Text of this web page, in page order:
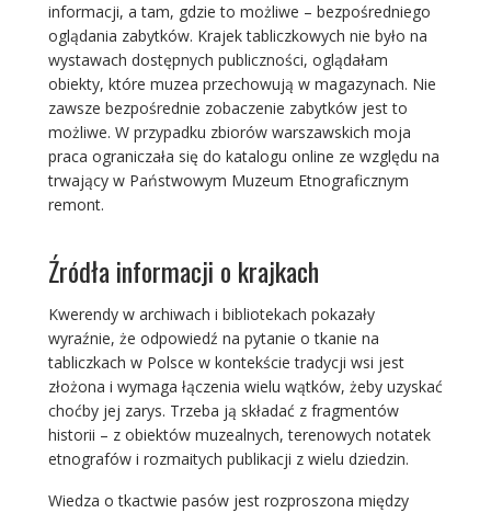
informacji, a tam, gdzie to możliwe – bezpośredniego
oglądania zabytków. Krajek tabliczkowych nie było na
wystawach dostępnych publiczności, oglądałam
obiekty, które muzea przechowują w magazynach. Nie
zawsze bezpośrednie zobaczenie zabytków jest to
możliwe. W przypadku zbiorów warszawskich moja
praca ograniczała się do katalogu online ze względu na
trwający w Państwowym Muzeum Etnograficznym
remont.
Źródła informacji o krajkach
Kwerendy w archiwach i bibliotekach pokazały
wyraźnie, że odpowiedź na pytanie o tkanie na
tabliczkach w Polsce w kontekście tradycji wsi jest
złożona i wymaga łączenia wielu wątków, żeby uzyskać
choćby jej zarys. Trzeba ją składać z fragmentów
historii – z obiektów muzealnych, terenowych notatek
etnografów i rozmaitych publikacji z wielu dziedzin.
Wiedza o tkactwie pasów jest rozproszona między